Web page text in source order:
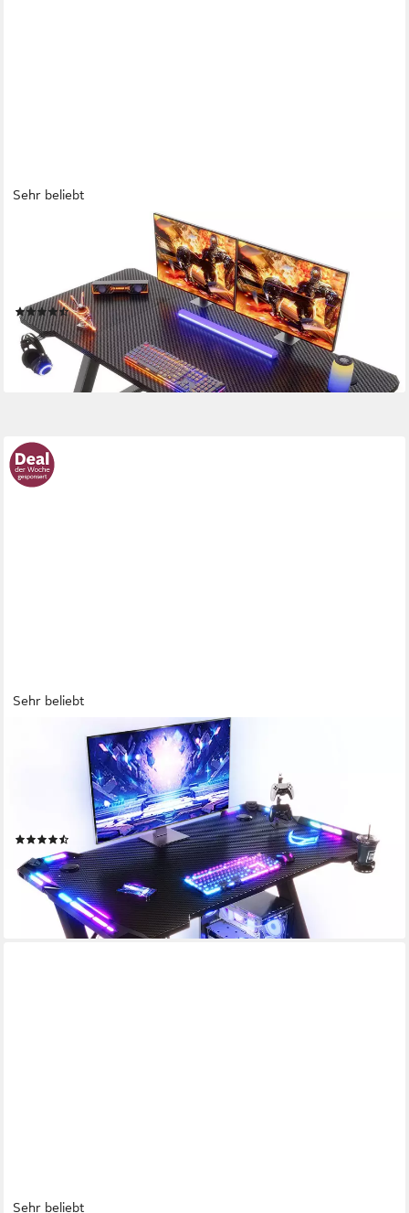
Sehr beliebt
Gamingtisch Gaming Tisch Computertisch Schreibtisch 120 x 60
cm, Z-Frame (Gamer Tisch,Schreibtisch,Ergonomischer PC-
Schreibtisch mit Kopfhörerhaken,PC Tisch,1-St)
(220)
ab 50,99 € UVP159,99 €
-68%
lieferbar - in 4-5 Werktagen bei dir
Sehr beliebt
Gamingtisch LED Gaming Tisch,Computertisch,mit RGB Lichtern
120/140/160cm (Gaming-Tisch mit RGB-Beleuchtung,
passenden Getränkehaltern und Kopfhörerhaken sowie Z-
förmigen Tischbeinen-ostern geschenke)
(115)
ab 70,99 € UVP179,99 €
nur bis Dienstag
lieferbar - in 4-5 Werktagen bei dir
Sehr beliebt